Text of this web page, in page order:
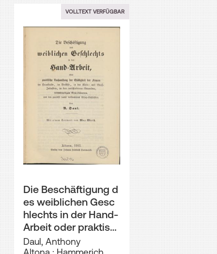
VOLLTEXT VERFÜGBAR
Die Beschäftigung d
es weiblichen Gesc
hlechts in der Hand-
Arbeit oder praktisc
he Nachweisung der
Daul, Anthony